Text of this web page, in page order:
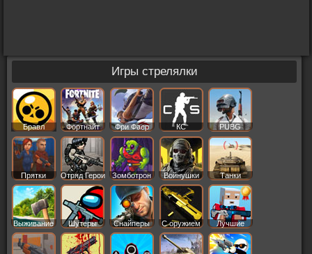
Игры стрелялки
Бравл
Старс
Фортнайт Фри Фаер КС PUBG
Прятки Отряд Герои Зомботрон Войнушки Танки
Выживание Шутеры Снайперы С оружием Лучшие